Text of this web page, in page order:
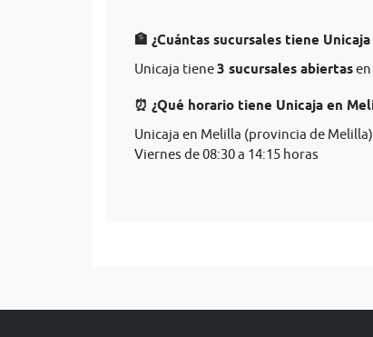
🏦 ¿Cuántas sucursales tiene
Unicaja tiene3 sucursales abiertas
⏰ ¿Qué horario tiene Unicaja en
Unicaja en Melilla (provincia de
Viernes de 08:30 a 14:15 horas